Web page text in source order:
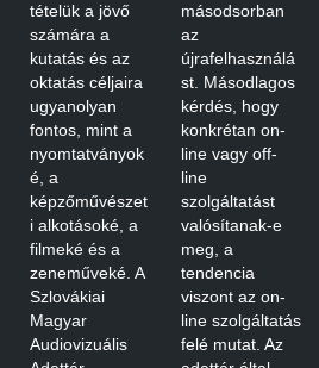
tételük a jövő
számára a
kutatás és az
oktatás céljaira
ugyanolyan
fontos, mint a
nyomtatványok
é, a
képzőművészet
i alkotásoké, a
filmeké és a
zeneműveké. A
Szlovákiai
Magyar
Audiovizuális
másodsorban
az
újrafelhasználá
st. Másodlagos
kérdés, hogy
konkrétan on-
line vagy off-
line
szolgáltatást
valósítanak-e
meg, a
tendencia
viszont az on-
line szolgáltatás
felé mutat. Az